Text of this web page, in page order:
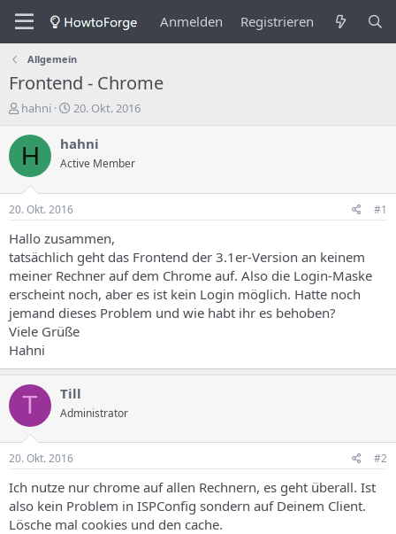
Anmelden Registrieren
Allgemein
Frontend - Chrome
E
s
e
e
r
d
e
s
T
h
e
m
hahni
E
s
e
n
d
a
t
u
20. Okt. 2016
H hahni
Active Member
20. Okt. 2016 #1
Hallo zusammen,
tatsächlich geht das Frontend der 3.1er-Version an keinem
meiner Rechner auf dem Chrome auf. Also die Login-Maske
erscheint noch, aber es ist kein Login möglich. Hatte noch
jemand dieses Problem und wie habt ihr es behoben?
Viele Grüße
Hahni
T Till
Administrator
20. Okt. 2016 #2
Ich nutze nur chrome auf allen Rechnern, es geht überall. Ist
also kein Problem in ISPConfig sondern auf Deinem Client.
Lösche mal cookies und den cache.